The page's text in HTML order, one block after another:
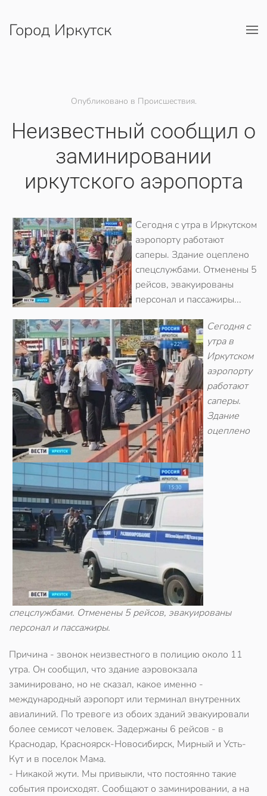
Перейти к содержимому
Город Иркутск
Опубликовано в Происшествия.
Неизвестный сообщил о
заминировании
иркутского аэропорта
Сегодня с утра в Иркутском
аэропорту работают
саперы. Здание оцеплено
спецслужбами. Отменены 5
рейсов, эвакуированы
персонал и пассажиры...
Сегодня с
утра в
Иркутском
аэропорту
работают
саперы.
Здание
оцеплено
спецслужбами. Отменены 5 рейсов, эвакуированы
персонал и пассажиры.
Причина - звонок неизвестного в полицию около 11
утра. Он сообщил, что здание аэровокзала
заминировано, но не сказал, какое именно -
международный аэропорт или терминал внутренних
авиалиний. По тревоге из обоих зданий эвакуировали
более семисот человек. Задержаны 6 рейсов - в
Краснодар, Красноярск-Новосибирск, Мирный и Усть-
Кут и в поселок Мама.
- Никакой жути. Мы привыкли, что постоянно такие
события происходят. Сообщают о заминировании, а на